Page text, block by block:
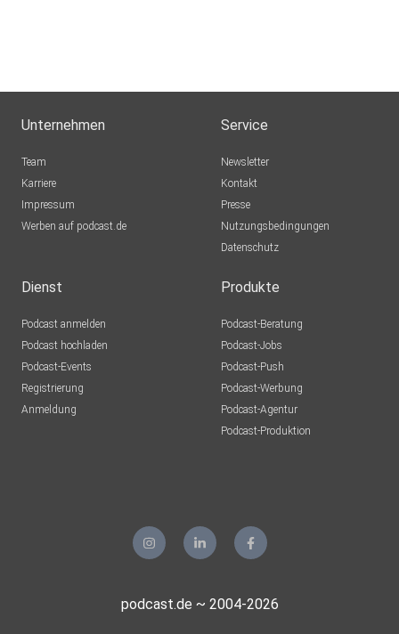
Unternehmen
Team
Karriere
Impressum
Werben auf podcast.de
Service
Newsletter
Kontakt
Presse
Nutzungsbedingungen
Datenschutz
Dienst
Podcast anmelden
Podcast hochladen
Podcast-Events
Registrierung
Anmeldung
Produkte
Podcast-Beratung
Podcast-Jobs
Podcast-Push
Podcast-Werbung
Podcast-Agentur
Podcast-Produktion
podcast.de ~ 2004-2026